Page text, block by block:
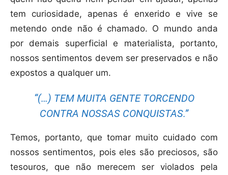
tem curiosidade, apenas é enxerido e vive se
metendo onde não é chamado. O mundo anda
por demais superficial e materialista, portanto,
nossos sentimentos devem ser preservados e não
expostos a qualquer um.
“(…) TEM MUITA GENTE TORCENDO
CONTRA NOSSAS CONQUISTAS.”
Temos, portanto, que tomar muito cuidado com
nossos sentimentos, pois eles são preciosos, são
tesouros, que não merecem ser violados pela